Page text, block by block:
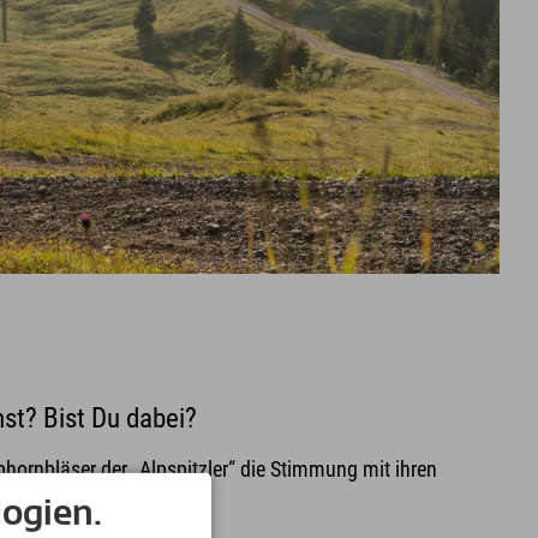
Bist Du dabei?
der „Alpspitzler“ die Stimmung mit ihren